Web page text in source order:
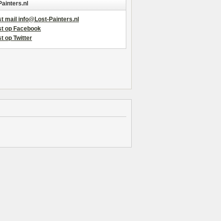
mail info@Lost-Painters.nl
op Facebook
op Twitter